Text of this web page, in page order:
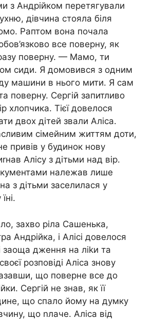
з Андрійком перетягували
дівчина стояла біля
Раптом вона почала
все поверну, як
поверну. — Мамо, ти
сиди. Я домовився з одним
машини в нього мити. Я сам
поверну. Сергій запитливо
хлопчика. Тієї довелося
двох дітей звали Аліса.
сімейним життям доти,
привів у будинок нову
Алісу з дітьми над вір.
належав лише
з дітьми заселилася у
захво ріла Сашенька,
Андрійка, і Алісі довелося
заоща дження на ліkи та
розповіді Аліса знову
що поверне все до
Сергій не знав, як її
що спало йому на думку
що nлаче. Аліса від